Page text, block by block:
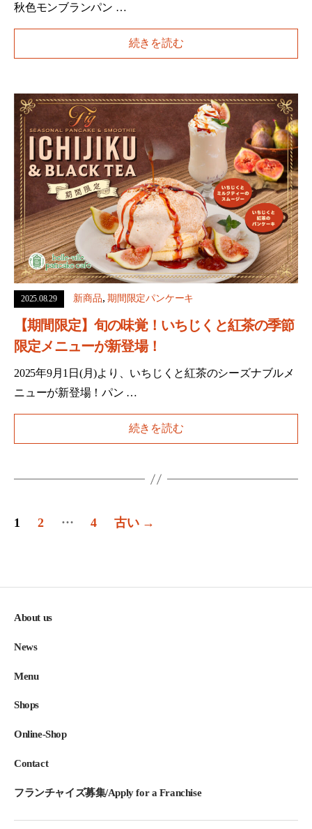
秋色モンブランパン …
続きを読む
2025.08.29 新商品,期間限定パンケーキ
【期間限定】旬の味覚！いちじくと紅茶の季節
限定メニューが新登場！
2025年9月1日(月)より、いちじくと紅茶のシーズナブルメ
ニューが新登場！パン …
続きを読む
投
ペ
送
り
1 2 … 4 古い →
About us
News
Menu
Shops
Online-Shop
Contact
フランチャイズ募集/Apply for a Franchise